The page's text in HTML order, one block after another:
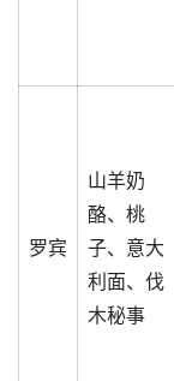
罗宾
山羊奶
酪、桃
子、意大
利面、伐
木秘事